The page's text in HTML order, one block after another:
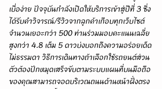
เบื่อง่าย ปัจจุบันกำลังเปิดให้บริการเข้าสู่ปีที่ 3 ซึ่ง
ได้รับคำวิจารณ์/รีวิวจากลูกค้าเกือบทุกเว็บไซต์
จำนวนเยอะกว่า 500 ท่านร่วมมอบคะแนนเฉลี่ย
สูงกว่า 4.8 เต็ม 5 ดาวบ่งบอกถึงความอร่อยเด็ด
ไม่ธรรมดา วิธีการเดินทางถ้าเลือกใช้รถยนต์ส่วน
ตัวต้องปักหมุดเสร็จขับตามระบบแผนที่บนมือถือ
ของคุณสามารถจอดบริเวณถนนด้านหน้าฝั่งตรง